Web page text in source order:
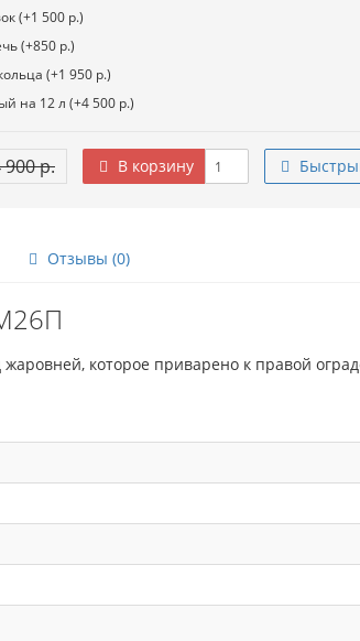
(+1 500 р.)
(+850 р.)
(+1 950 р.)
на 12 л (+4 500 р.)
900 р. В корзину
Отзывы (0)
которое приварено к правой